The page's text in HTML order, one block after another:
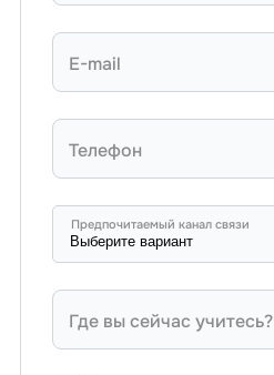
E-mail
Телефон
Предпочитаемый канал связи
Где вы сейчас учитесь?